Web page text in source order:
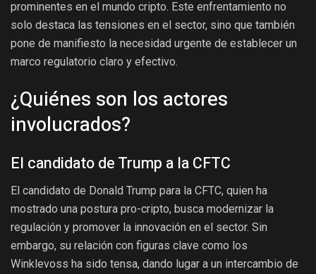
prominentes en el mundo cripto. Este enfrentamiento no
solo destaca las tensiones en el sector, sino que también
pone de manifiesto la necesidad urgente de establecer un
marco regulatorio claro y efectivo.
¿Quiénes son los actores
involucrados?
El candidato de Trump a la CFTC
El candidato de Donald Trump para la CFTC, quien ha
mostrado una postura pro-cripto, busca modernizar la
regulación y promover la innovación en el sector. Sin
embargo, su relación con figuras clave como los
Winklevoss ha sido tensa, dando lugar a un intercambio de